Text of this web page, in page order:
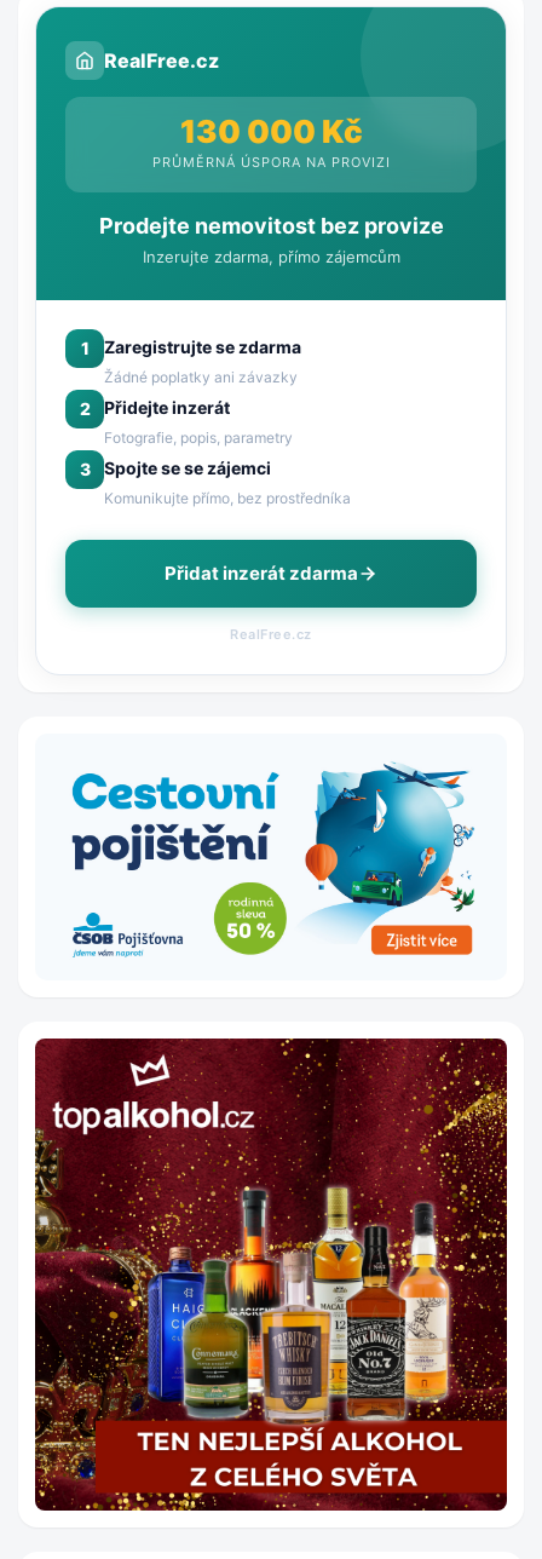
RealFree.cz
130 000 Kč
PRŮMĚRNÁ ÚSPORA NA PROVIZI
Prodejte nemovitost bez provize
Inzerujte zdarma, přímo zájemcům
1 Zaregistrujte se zdarma
Žádné poplatky ani závazky
2 Přidejte inzerát
Fotografie, popis, parametry
3 Spojte se se zájemci
Komunikujte přímo, bez prostředníka
Přidat inzerát zdarma
RealFree.cz